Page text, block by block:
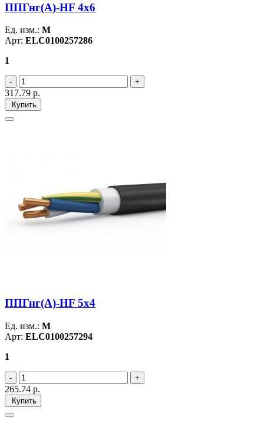
ППГнг(А)-HF 4х6
Ед. изм.: М
Арт: ELC0100257286
1
317.79 р.
Купить
ППГнг(А)-HF 5х4
Ед. изм.: М
Арт: ELC0100257294
1
265.74 р.
Купить